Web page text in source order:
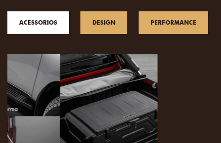
ACESSORIOS DESIGN PERFORMANCE